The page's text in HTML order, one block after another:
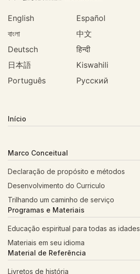
English Español
বাংলা
中文
Deutsch
हिन्दी
日本語
Kiswahili
Português
Русский
Início
Marco Conceitual
Declaração de propósito e métodos
Desenvolvimento do Curriculo
Trilhando um caminho de serviço
Programas e Materiais
Educação espiritual para todas as idades
Materiais em seu idioma
Material de Referência
Livretos de história